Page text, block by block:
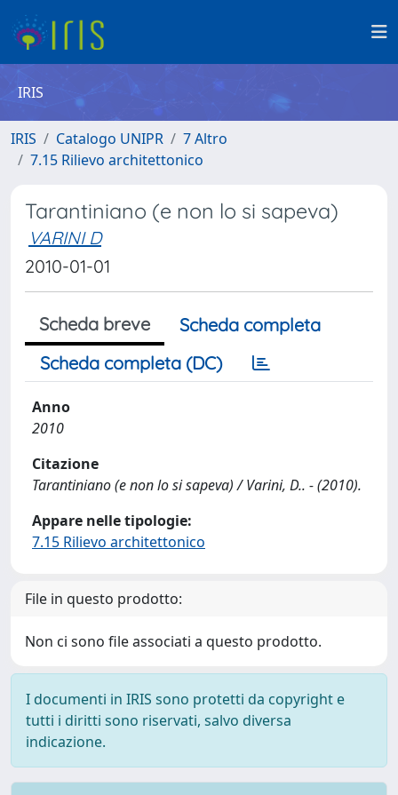
IRIS
IRIS Catalogo UNIPR
7 Altro
7.15 Rilievo architettonico
Tarantiniano (e non lo si sapeva)
VARINI D
2010-01-01
Scheda breve
Scheda completa
Scheda completa (DC)
Anno
2010
Citazione
Tarantiniano (e non lo si sapeva) / Varini, D.. - (2010).
Appare nelle tipologie:
7.15 Rilievo architettonico
File in questo prodotto:
Non ci sono file associati a questo prodotto.
I documenti in IRIS sono protetti da copyright e
tutti i diritti sono riservati, salvo diversa
indicazione.